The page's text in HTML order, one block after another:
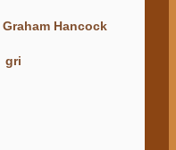
Graham Hancock
gri